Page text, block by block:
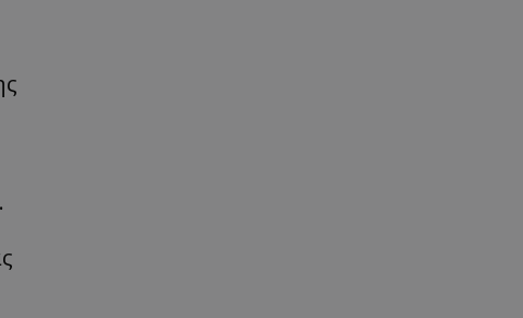
ο τελικός χρήστης
τον ιστότοπο και
χρήστης πριν
χρησιμοποιείται
του χρήστη και τις
για την
Καταγράφει δεδομένα
τη συγκατάθεση του
με διάφορες
ρυθμίσεις
εξασφαλίζοντας ότι